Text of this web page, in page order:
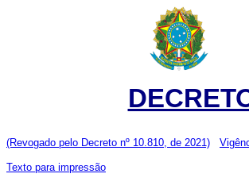
(Revogado pelo Decreto nº 10.810, de 2021)
Texto para impressão